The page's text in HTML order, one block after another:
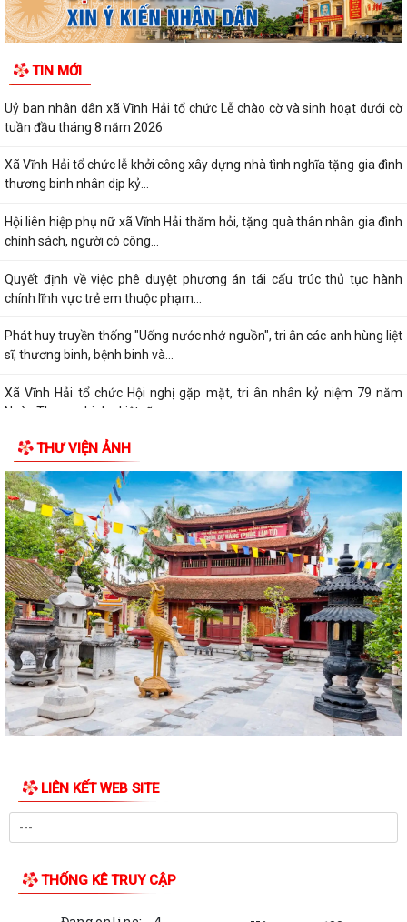
TIN MỚI
Uỷ ban nhân dân xã Vĩnh Hải tổ chức Lễ chào cờ và sinh hoạt dưới cờ
tuần đầu tháng 8 năm 2026
Xã Vĩnh Hải tổ chức lễ khởi công xây dựng nhà tình nghĩa tặng gia đình
thương binh nhân dịp kỷ...
Hội liên hiệp phụ nữ xã Vĩnh Hải thăm hỏi, tặng quà thân nhân gia đình
chính sách, người có công...
Quyết định về việc phê duyệt phương án tái cấu trúc thủ tục hành
chính lĩnh vực trẻ em thuộc phạm...
Phát huy truyền thống "Uống nước nhớ nguồn", tri ân các anh hùng liệt
sĩ, thương binh, bệnh binh và...
Xã Vĩnh Hải tổ chức Hội nghị gặp mặt, tri ân nhân kỷ niệm 79 năm
Ngày Thương binh - Liệt sĩ...
THƯ VIỆN ẢNH
LIÊN KẾT WEB SITE
THỐNG KÊ TRUY CẬP